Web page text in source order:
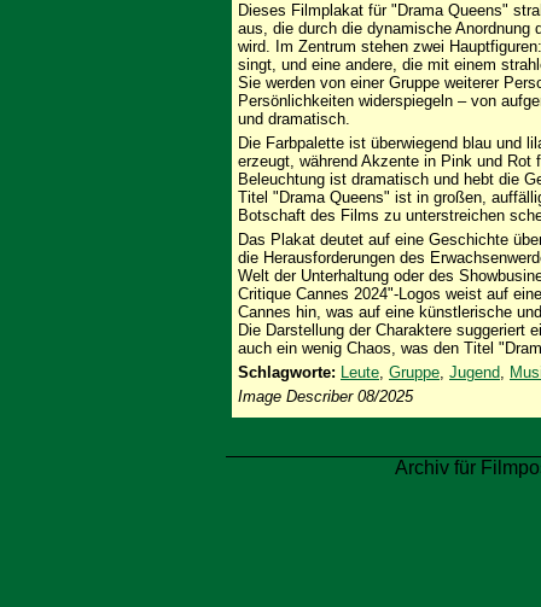
Dieses Filmplakat für "Drama Queens"
aus, die durch die dynamische Anordnung
wird. Im Zentrum stehen zwei
singt, und eine andere, die mit einem
Sie werden von einer Gruppe weiterer
Persönlichkeiten widerspiegeln – von
und dramatisch.
Die Farbpalette ist überwiegend blau und
erzeugt, während Akzente in Pink und Rot
Beleuchtung ist dramatisch und hebt die
Titel "Drama Queens" ist in großen,
Botschaft des Films zu unterstreichen
Das Plakat deutet auf eine Geschichte
die Herausforderungen des
Welt der Unterhaltung oder des
Critique Cannes 2024"-Logos weist auf
Cannes hin, was auf eine künstlerische
Die Darstellung der Charaktere suggeriert
auch ein wenig Chaos, was den Titel
Schlagworte: Leute, Gruppe, Jugend,
Image Describer 08/2025
Archiv für